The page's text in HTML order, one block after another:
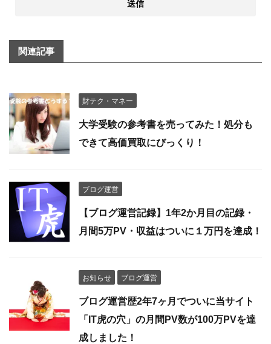
関連記事
財テク・マネー
大学受験の参考書を売ってみた！処分も
できて高価買取にびっくり！
ブログ運営
【ブログ運営記録】1年2か月目の記録・
月間5万PV・収益はついに１万円を達成！
お知らせ ブログ運営
ブログ運営歴2年7ヶ月でついに当サイト
「IT虎の穴」の月間PV数が100万PVを達
成しました！